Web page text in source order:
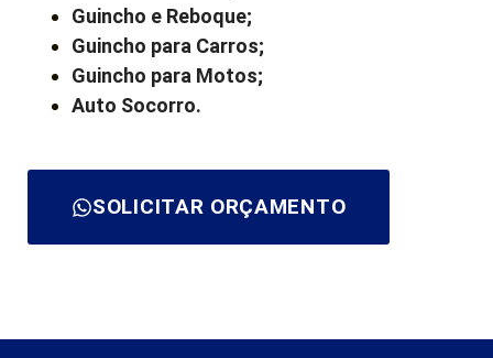
Guincho e Reboque;
Guincho para Carros;
Guincho para Motos;
Auto Socorro.
SOLICITAR ORÇAMENTO